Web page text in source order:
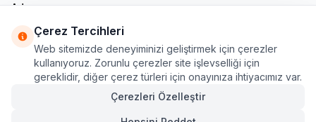
Adres
İSTANBUL
Telefon
+90 555 560 27 32
E-Posta
ozdnylmz71@gmail.com
Çerez Tercihleri
Web sitemizde deneyiminizi geliştirmek için çerezler
kullanıyoruz. Zorunlu çerezler site işlevselliği için
gereklidir, diğer çerez türleri için onayınıza ihtiyacımız var.
Çerezleri Özelleştir